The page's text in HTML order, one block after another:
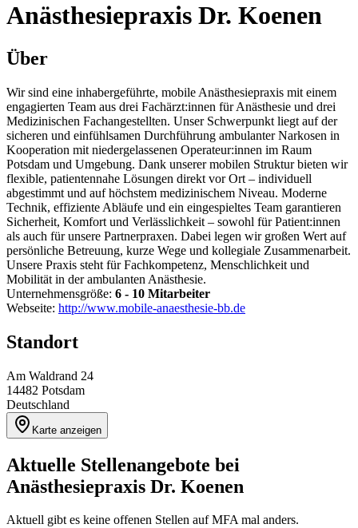
Anästhesiepraxis Dr. Koenen
Über
Wir sind eine inhabergeführte, mobile Anästhesiepraxis mit einem
engagierten Team aus drei Fachärzt:innen für Anästhesie und drei
Medizinischen Fachangestellten. Unser Schwerpunkt liegt auf der
sicheren und einfühlsamen Durchführung ambulanter Narkosen in
Kooperation mit niedergelassenen Operateur:innen im Raum
Potsdam und Umgebung. Dank unserer mobilen Struktur bieten wir
flexible, patientennahe Lösungen direkt vor Ort – individuell
abgestimmt und auf höchstem medizinischem Niveau. Moderne
Technik, effiziente Abläufe und ein eingespieltes Team garantieren
Sicherheit, Komfort und Verlässlichkeit – sowohl für Patient:innen
als auch für unsere Partnerpraxen. Dabei legen wir großen Wert auf
persönliche Betreuung, kurze Wege und kollegiale Zusammenarbeit.
Unsere Praxis steht für Fachkompetenz, Menschlichkeit und
Mobilität in der ambulanten Anästhesie.
Unternehmensgröße: 6 - 10 Mitarbeiter
Webseite: http://www.mobile-anaesthesie-bb.de
Standort
Am Waldrand 24
14482 Potsdam
Deutschland
Karte anzeigen
Aktuelle Stellenangebote bei
Anästhesiepraxis Dr. Koenen
Aktuell gibt es keine offenen Stellen auf MFA mal anders.